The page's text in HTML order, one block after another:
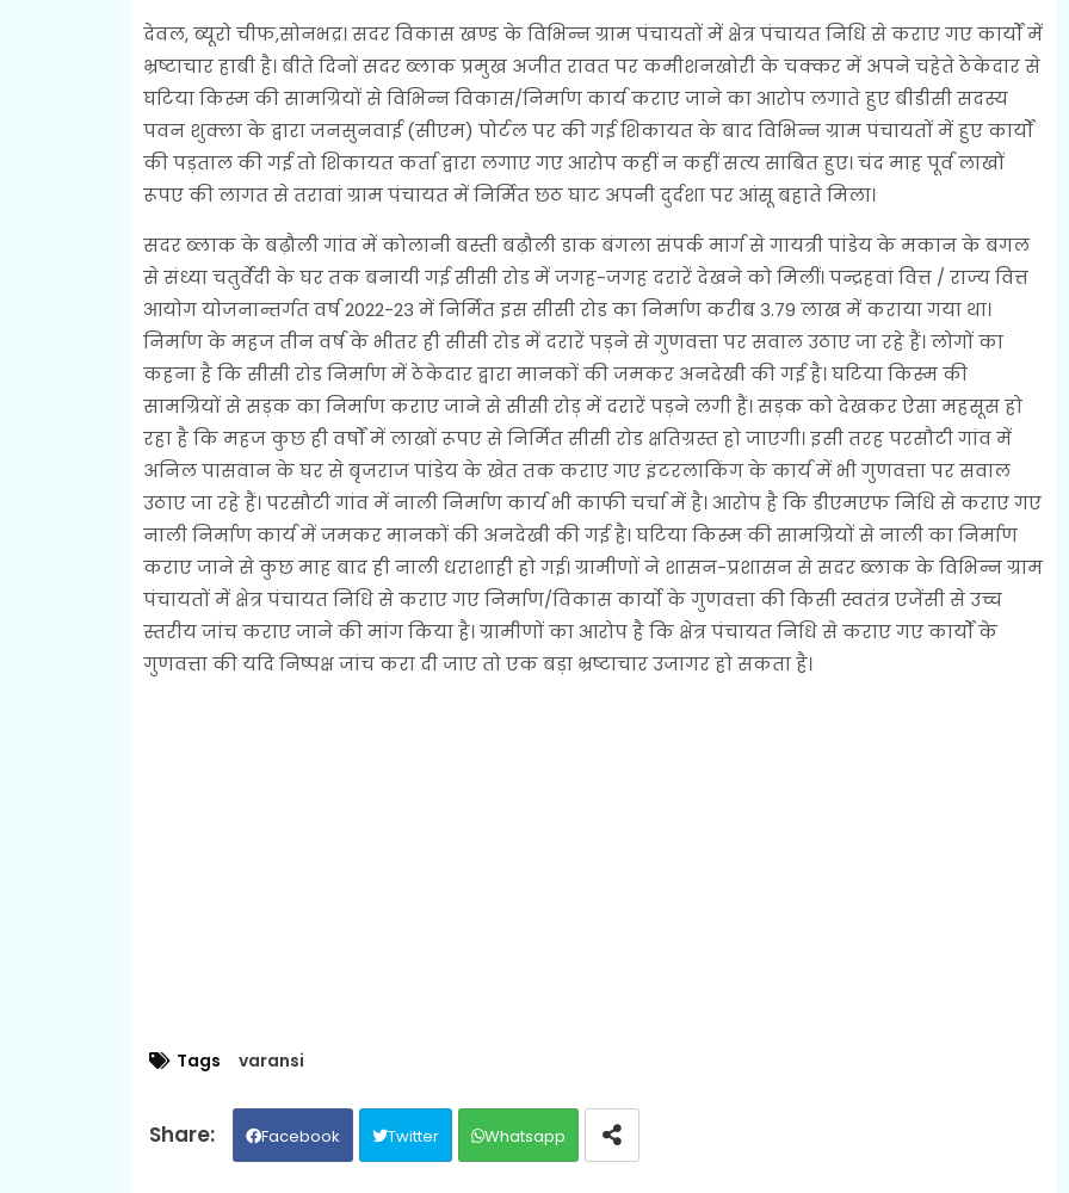
देवल, ब्यूरो चीफ,सोनभद्र। सदर विकास खण्ड के विभिन्न ग्राम पंचायतों में क्षेत्र पंचायत निधि से कराए गए कार्यों में
भ्रष्टाचार हाबी है। बीते दिनों सदर ब्लाक प्रमुख अजीत रावत पर कमीशनखोरी के चक्कर में अपने चहेते ठेकेदार से
घटिया किस्म की सामग्रियों से विभिन्न विकास/निर्माण कार्य कराए जाने का आरोप लगाते हुए बीडीसी सदस्य
पवन शुक्ला के द्वारा जनसुनवाई (सीएम) पोर्टल पर की गई शिकायत के बाद विभिन्न ग्राम पंचायतों में हुए कार्यों
की पड़ताल की गई तो शिकायत कर्ता द्वारा लगाए गए आरोप कहीं न कहीं सत्य साबित हुए। चंद माह पूर्व लाखों
रूपए की लागत से तरावां ग्राम पंचायत में निर्मित छठ घाट अपनी दुर्दशा पर आंसू बहाते मिला।
सदर ब्लाक के बढ़ौली गांव में कोलानी बस्ती बढ़ौली डाक बंगला संपर्क मार्ग से गायत्री पांडेय के मकान के बगल
से संध्या चतुर्वेदी के घर तक बनायी गई सीसी रोड में जगह-जगह दरारें देखने को मिलीं। पन्द्रहवां वित्त / राज्य वित्त
आयोग योजनान्तर्गत वर्ष 2022-23 में निर्मित इस सीसी रोड का निर्माण करीब 3.79 लाख में कराया गया था।
निर्माण के महज तीन वर्ष के भीतर ही सीसी रोड में दरारें पड़ने से गुणवत्ता पर सवाल उठाए जा रहे हैं। लोगों का
कहना है कि सीसी रोड निर्माण में ठेकेदार द्वारा मानकों की जमकर अनदेखी की गई है। घटिया किस्म की
सामग्रियों से सड़क का निर्माण कराए जाने से सीसी रोड़ में दरारें पड़ने लगी हैं। सड़क को देखकर ऐसा महसूस हो
रहा है कि महज कुछ ही वर्षों में लाखों रूपए से निर्मित सीसी रोड क्षतिग्रस्त हो जाएगी। इसी तरह परसौटी गांव में
अनिल पासवान के घर से बृजराज पांडेय के खेत तक कराए गए इंटरलाकिंग के कार्य में भी गुणवत्ता पर सवाल
उठाए जा रहे हैं। परसौटी गांव में नाली निर्माण कार्य भी काफी चर्चा में है। आरोप है कि डीएमएफ निधि से कराए गए
नाली निर्माण कार्य में जमकर मानकों की अनदेखी की गई है। घटिया किस्म की सामग्रियों से नाली का निर्माण
कराए जाने से कुछ माह बाद ही नाली धराशाही हो गई। ग्रामीणों ने शासन-प्रशासन से सदर ब्लाक के विभिन्न ग्राम
पंचायतों में क्षेत्र पंचायत निधि से कराए गए निर्माण/विकास कार्यो के गुणवत्ता की किसी स्वतंत्र एजेंसी से उच्च
स्तरीय जांच कराए जाने की मांग किया है। ग्रामीणों का आरोप है कि क्षेत्र पंचायत निधि से कराए गए कार्यों के
गुणवत्ता की यदि निष्पक्ष जांच करा दी जाए तो एक बड़ा भ्रष्टाचार उजागर हो सकता है।
Tags varansi
Facebook Twitter Whatsapp